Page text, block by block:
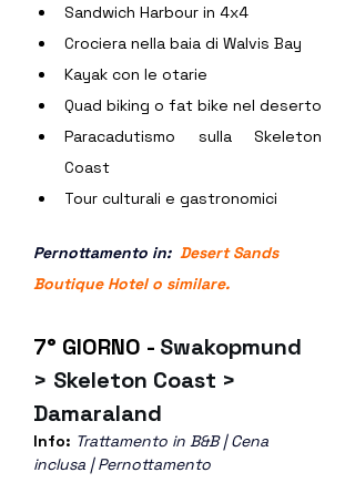
Sandwich Harbour in 4x4
Crociera nella baia di Walvis Bay
Kayak con le otarie
Quad biking o fat bike nel deserto
Paracadutismo sulla Skeleton
Coast
Tour culturali e gastronomici
Pernottamento in: Desert Sands
Boutique Hotel o similare.
7° GIORNO - Swakopmund
> Skeleton Coast >
Damaraland
Info: Trattamento in B&B | Cena
inclusa | Pernottamento